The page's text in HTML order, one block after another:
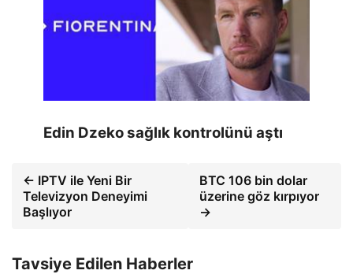
Edin Dzeko sağlık kontrolünü aştı
← IPTV ile Yeni Bir
Televizyon Deneyimi
Başlıyor
BTC 106 bin dolar
üzerine göz kırpıyor
→
Tavsiye Edilen Haberler